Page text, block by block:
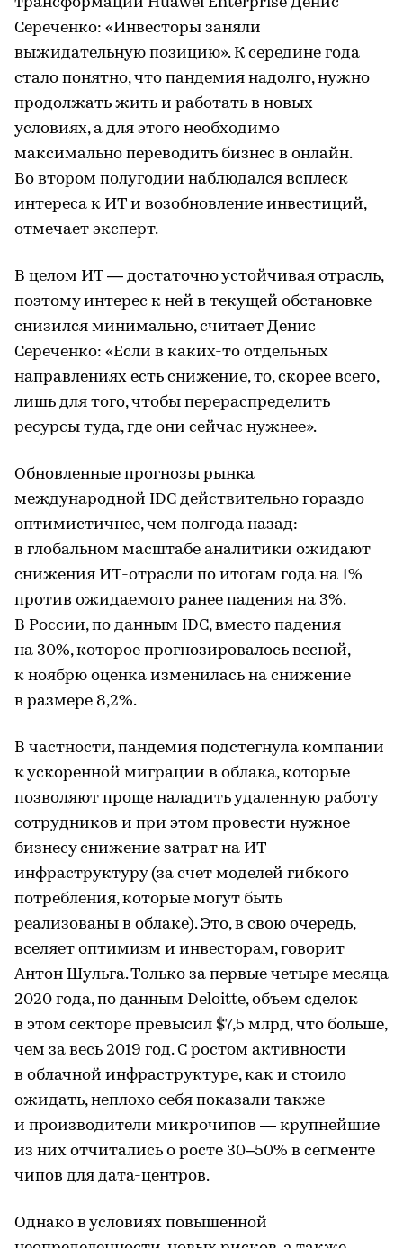
Сереченко: «Инвесторы заняли
выжидательную позицию». К середине года
стало понятно, что пандемия надолго, нужно
продолжать жить и работать в новых
условиях, а для этого необходимо
максимально переводить бизнес в онлайн.
Во втором полугодии наблюдался всплеск
интереса к ИТ и возобновление инвестиций,
отмечает эксперт.
В целом ИТ — достаточно устойчивая отрасль,
поэтому интерес к ней в текущей обстановке
снизился минимально, считает Денис
Сереченко: «Если в каких-то отдельных
направлениях есть снижение, то, скорее всего,
лишь для того, чтобы перераспределить
ресурсы туда, где они сейчас нужнее».
Обновленные прогнозы рынка
международной IDC действительно гораздо
оптимистичнее, чем полгода назад:
в глобальном масштабе аналитики ожидают
снижения ИТ-отрасли по итогам года на 1%
против ожидаемого ранее падения на 3%.
В России, по данным IDC, вместо падения
на 30%, которое прогнозировалось весной,
к ноябрю оценка изменилась на снижение
в размере 8,2%.
В частности, пандемия подстегнула компании
к ускоренной миграции в облака, которые
позволяют проще наладить удаленную работу
сотрудников и при этом провести нужное
бизнесу снижение затрат на ИТ-
инфраструктуру (за счет моделей гибкого
потребления, которые могут быть
реализованы в облаке). Это, в свою очередь,
вселяет оптимизм и инвесторам, говорит
Антон Шульга. Только за первые четыре месяца
2020 года, по данным Deloitte, объем сделок
в этом секторе превысил $7,5 млрд, что больше,
чем за весь 2019 год. С ростом активности
в облачной инфраструктуре, как и стоило
ожидать, неплохо себя показали также
и производители микрочипов — крупнейшие
из них отчитались о росте 30–50% в сегменте
чипов для дата-центров.
Однако в условиях повышенной